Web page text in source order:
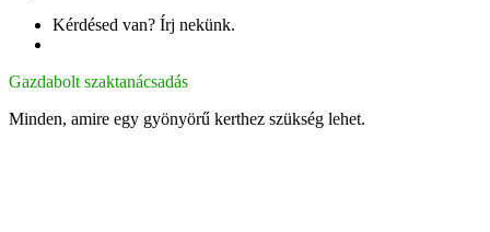
Kérdésed van? Írj nekünk.
Gazdabolt szaktanácsadás
Minden, amire egy gyönyörű kerthez szükség lehet.